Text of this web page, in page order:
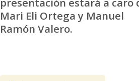
Mari Eli Ortega y Manuel
Ramón Valero.